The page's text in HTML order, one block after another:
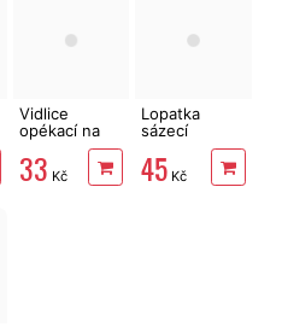
Vidlice
opékací na
vuřty 100cm
33 Kč
Lopatka
sázecí
kovová široká
Bradas DE
LUXE
45 Kč